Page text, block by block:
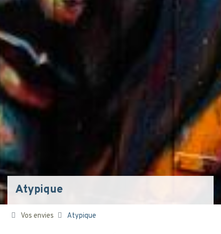
Atypique
Vos envies Atypique